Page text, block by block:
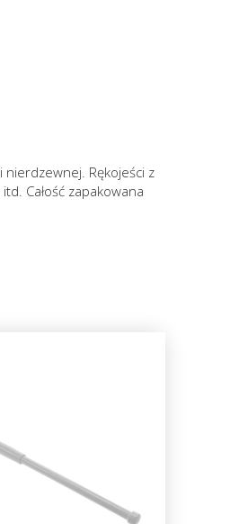
nierdzewnej. Rękojeści z
Całość zapakowana